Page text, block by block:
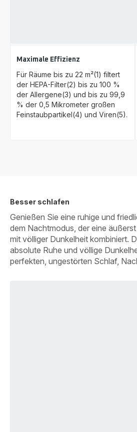
Maximale Effizienz
Für Räume bis zu 22 m²(1) filtert
der HEPA-Filter(2) bis zu 100 %
der Allergene(3) und bis zu 99,9
% der 0,5 Mikrometer großen
Feinstaubpartikel(4) und Viren(5).
Besser schlafen
Genießen Sie eine ruhige und
dem Nachtmodus, der eine
mit völliger Dunkelheit kombiniert.
absolute Ruhe und völlige
perfekten, ungestörten Schlaf,